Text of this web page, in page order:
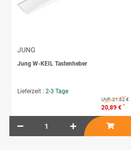
JUNG
Jung W-KEIL Tastenheber
Lieferzeit : 2-3 Tage
UVP:21,62 €
20,89 € *